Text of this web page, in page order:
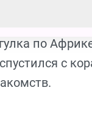
по
с